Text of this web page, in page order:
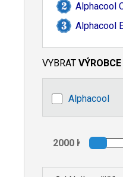
Alphacool
Alphacool
VYBRAT VÝROBCE
Alphacool